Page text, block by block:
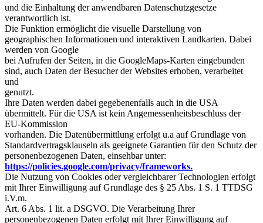
und die Einhaltung der anwendbaren Datenschutzgesetze
verantwortlich ist.
Die Funktion ermöglicht die visuelle Darstellung von
geographischen Informationen und interaktiven Landkarten. Dabei
werden von Google
bei Aufrufen der Seiten, in die GoogleMaps-Karten eingebunden
sind, auch Daten der Besucher der Websites erhoben, verarbeitet
und
genutzt.
Ihre Daten werden dabei gegebenenfalls auch in die USA
übermittelt. Für die USA ist kein Angemessenheitsbeschluss der
EU-Kommission
vorhanden. Die Datenübermittlung erfolgt u.a auf Grundlage von
Standardvertragsklauseln als geeignete Garantien für den Schutz der
personenbezogenen Daten, einsehbar unter:
https://policies.google.com/privacy/frameworks.
Die Nutzung von Cookies oder vergleichbarer Technologien erfolgt
mit Ihrer Einwilligung auf Grundlage des § 25 Abs. 1 S. 1 TTDSG
i.V.m.
Art. 6 Abs. 1 lit. a DSGVO. Die Verarbeitung Ihrer
personenbezogenen Daten erfolgt mit Ihrer Einwilligung auf